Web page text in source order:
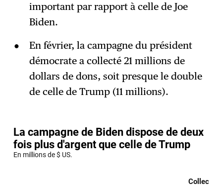
important par rapport à celle de Joe
Biden.
En février, la campagne du président
démocrate a collecté 21 millions de
dollars de dons, soit presque le double
de celle de Trump (11 millions).